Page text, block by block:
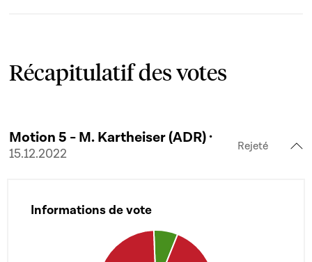
Récapitulatif des votes
Motion 5 - M. Kartheiser (ADR) ·
15.12.2022
Rejeté
Informations de vote